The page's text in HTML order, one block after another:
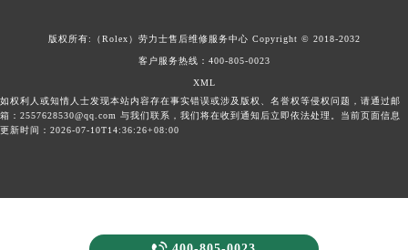
版权所有:（Rolex） 劳力士售后维修服务中心 Copyright © 2018-2032
客户服务热线： 400-805-0023
XML
如权利人或知情人士发现本站内容存在事实错误或涉及版权、名誉权等侵权问题，请通过邮
箱：2557628530@qq.com 与我们联系，我们将在收到通知后立即依法处理。当前页面信息
更新时间：2026-07-10T14:36:26+08:00